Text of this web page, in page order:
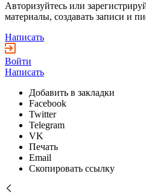
Авторизуйтесь или
материалы, создавать записи и
Написать
Войти
Написать
Добавить в закладки
Facebook
Twitter
Telegram
VK
Печать
Email
Скопировать ссылку